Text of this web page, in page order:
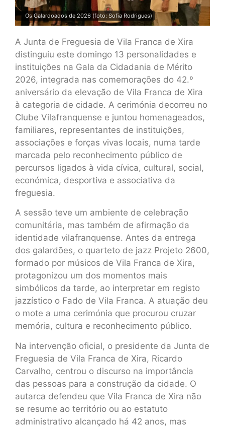
Os Galardoados de 2026 (foto: Sofia Rodrigues)
A Junta de Freguesia de Vila Franca de Xira
distinguiu este domingo 13 personalidades e
instituições na Gala da Cidadania de Mérito
2026, integrada nas comemorações do 42.º
aniversário da elevação de Vila Franca de Xira
à categoria de cidade. A cerimónia decorreu no
Clube Vilafranquense e juntou homenageados,
familiares, representantes de instituições,
associações e forças vivas locais, numa tarde
marcada pelo reconhecimento público de
percursos ligados à vida cívica, cultural, social,
económica, desportiva e associativa da
freguesia.
A sessão teve um ambiente de celebração
comunitária, mas também de afirmação da
identidade vilafranquense. Antes da entrega
dos galardões, o quarteto de jazz Projeto 2600,
formado por músicos de Vila Franca de Xira,
protagonizou um dos momentos mais
simbólicos da tarde, ao interpretar em registo
jazzístico o Fado de Vila Franca. A atuação deu
o mote a uma cerimónia que procurou cruzar
memória, cultura e reconhecimento público.
Na intervenção oficial, o presidente da Junta de
Freguesia de Vila Franca de Xira, Ricardo
Carvalho, centrou o discurso na importância
das pessoas para a construção da cidade. O
autarca defendeu que Vila Franca de Xira não
se resume ao território ou ao estatuto
administrativo alcançado há 42 anos, mas